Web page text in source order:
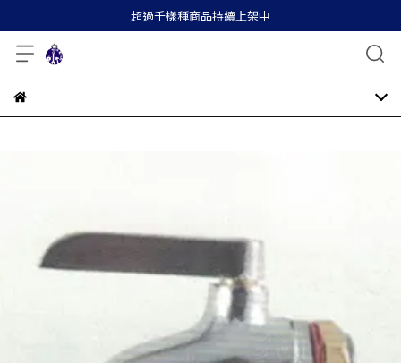
超過千樣種商品持續上架中